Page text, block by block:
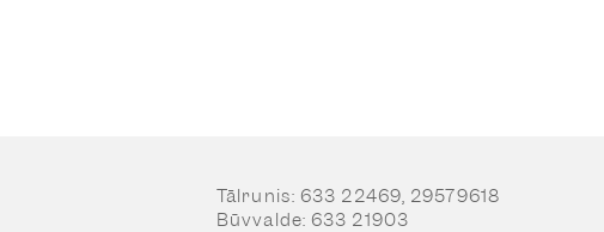
Tālrunis: 633 22469, 29579618
Būvvalde: 633 21903